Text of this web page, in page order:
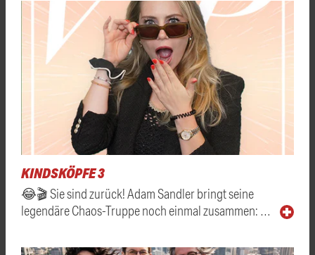
KINDSKÖPFE 3
😂🎬 Sie sind zurück! Adam Sandler bringt seine
legendäre Chaos-Truppe noch einmal zusammen: …